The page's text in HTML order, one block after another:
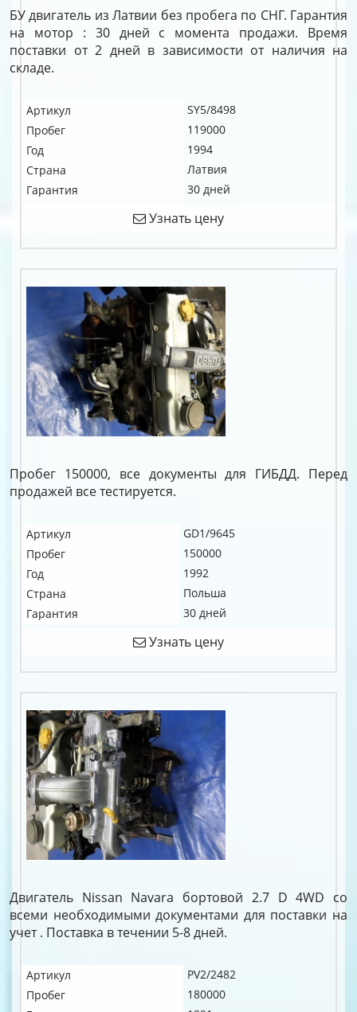
БУ двигатель из Латвии без пробега по СНГ. Гарантия
на мотор : 30 дней с момента продажи. Время
поставки от 2 дней в зависимости от наличия на
складе.
Артикул
SY5/8498
Пробег
119000
Год
1994
Страна
Латвия
Гарантия
30 дней
Узнать цену
Пробег 150000, все документы для ГИБДД. Перед
продажей все тестируется.
Артикул
GD1/9645
Пробег
150000
Год
1992
Страна
Польша
Гарантия
30 дней
Узнать цену
Двигатель Nissan Navara бортовой 2.7 D 4WD со
всеми необходимыми документами для поставки на
учет . Поставка в течении 5-8 дней.
Артикул
PV2/2482
Пробег
180000